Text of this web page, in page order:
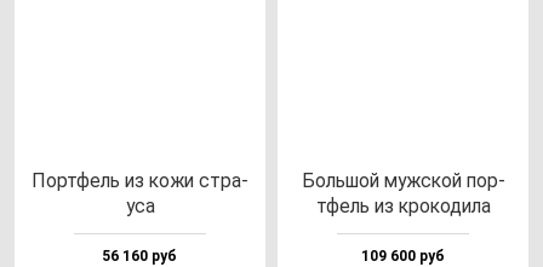
Пор­тфель из ко­жи стра­
уса
56 160 руб
Боль­шой муж­ской пор­
тфель из кро­ко­ди­ла
109 600 руб